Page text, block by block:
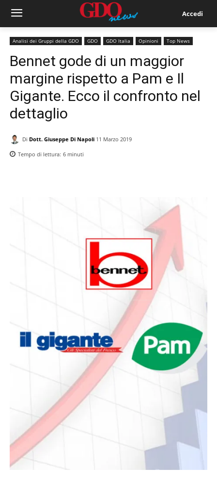
Accedi
Analisi dei Gruppi della GDO GDO GDO Italia Opinioni Top News
Bennet gode di un maggior
margine rispetto a Pam e Il
Gigante. Ecco il confronto nel
dettaglio
Di Dott. Giuseppe Di Napoli 11 Marzo 2019
Tempo di lettura: 6 minuti